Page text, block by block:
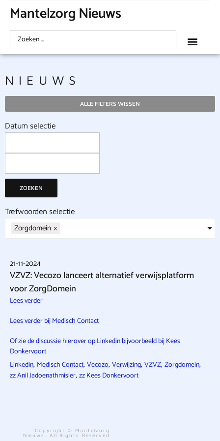
Mantelzorg Nieuws
NIEUWS
ALLE FILTERS WISSEN
Datum selectie
ZOEKEN
Trefwoorden selectie
Zorgdomein ×
21-11-2024
VZVZ: Vecozo lanceert alternatief verwijsplatform
voor ZorgDomein
Lees verder
Lees verder bij Medisch Contact
Of zie de discussie hierover op Linkedin bijvoorbeeld bij Kees
Donkervoort
Linkedin, Medisch Contact, Vecozo, Verwijzing, VZVZ, Zorgdomein,
zz Anil Jadoenathmisier, zz Kees Donkervoort
Copyright © Mantelzorg
Nieuws. All Rights Reserved